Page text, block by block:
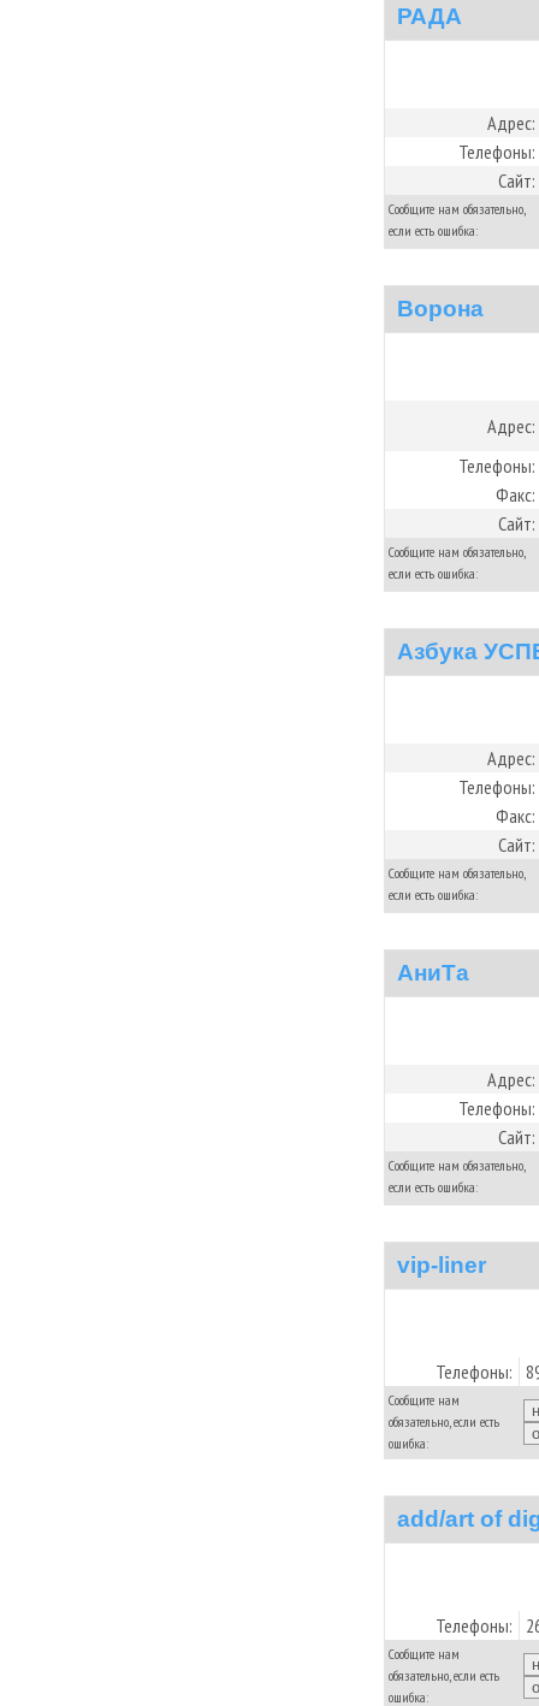
РАДА
Адрес:
Телефоны:
Сайт:
Сообщите нам обязательно,
если есть ошибка:
Ворона
Адрес:
Телефоны:
Факс:
Сайт:
Сообщите нам обязательно,
если есть ошибка:
Азбука
Адрес:
Телефоны:
Факс:
Сайт:
Сообщите нам обязательно,
если есть ошибка:
АниТа
Адрес:
Телефоны:
Сайт:
Сообщите нам обязательно,
если есть ошибка:
vip-liner
Телефоны:
Сообщите нам
обязательно, если есть
ошибка:
add/art of
Телефоны:
Сообщите нам
обязательно, если есть
ошибка: